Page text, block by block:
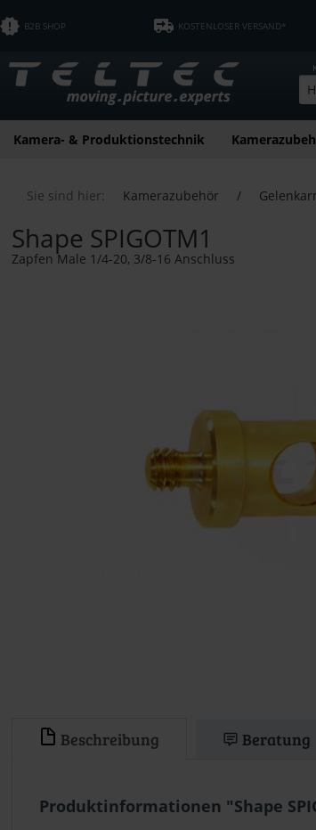
B2B SHOP KOSTENLOSER VERSAND*
Kamera- & Produktionstechnik
Sie sind hier: Kamerazubehör /
Shape SPIGOTM1
Zapfen Male 1/4-20, 3/8-16 Anschluss
Beschreibung Beratung
Produktinformationen "Shape